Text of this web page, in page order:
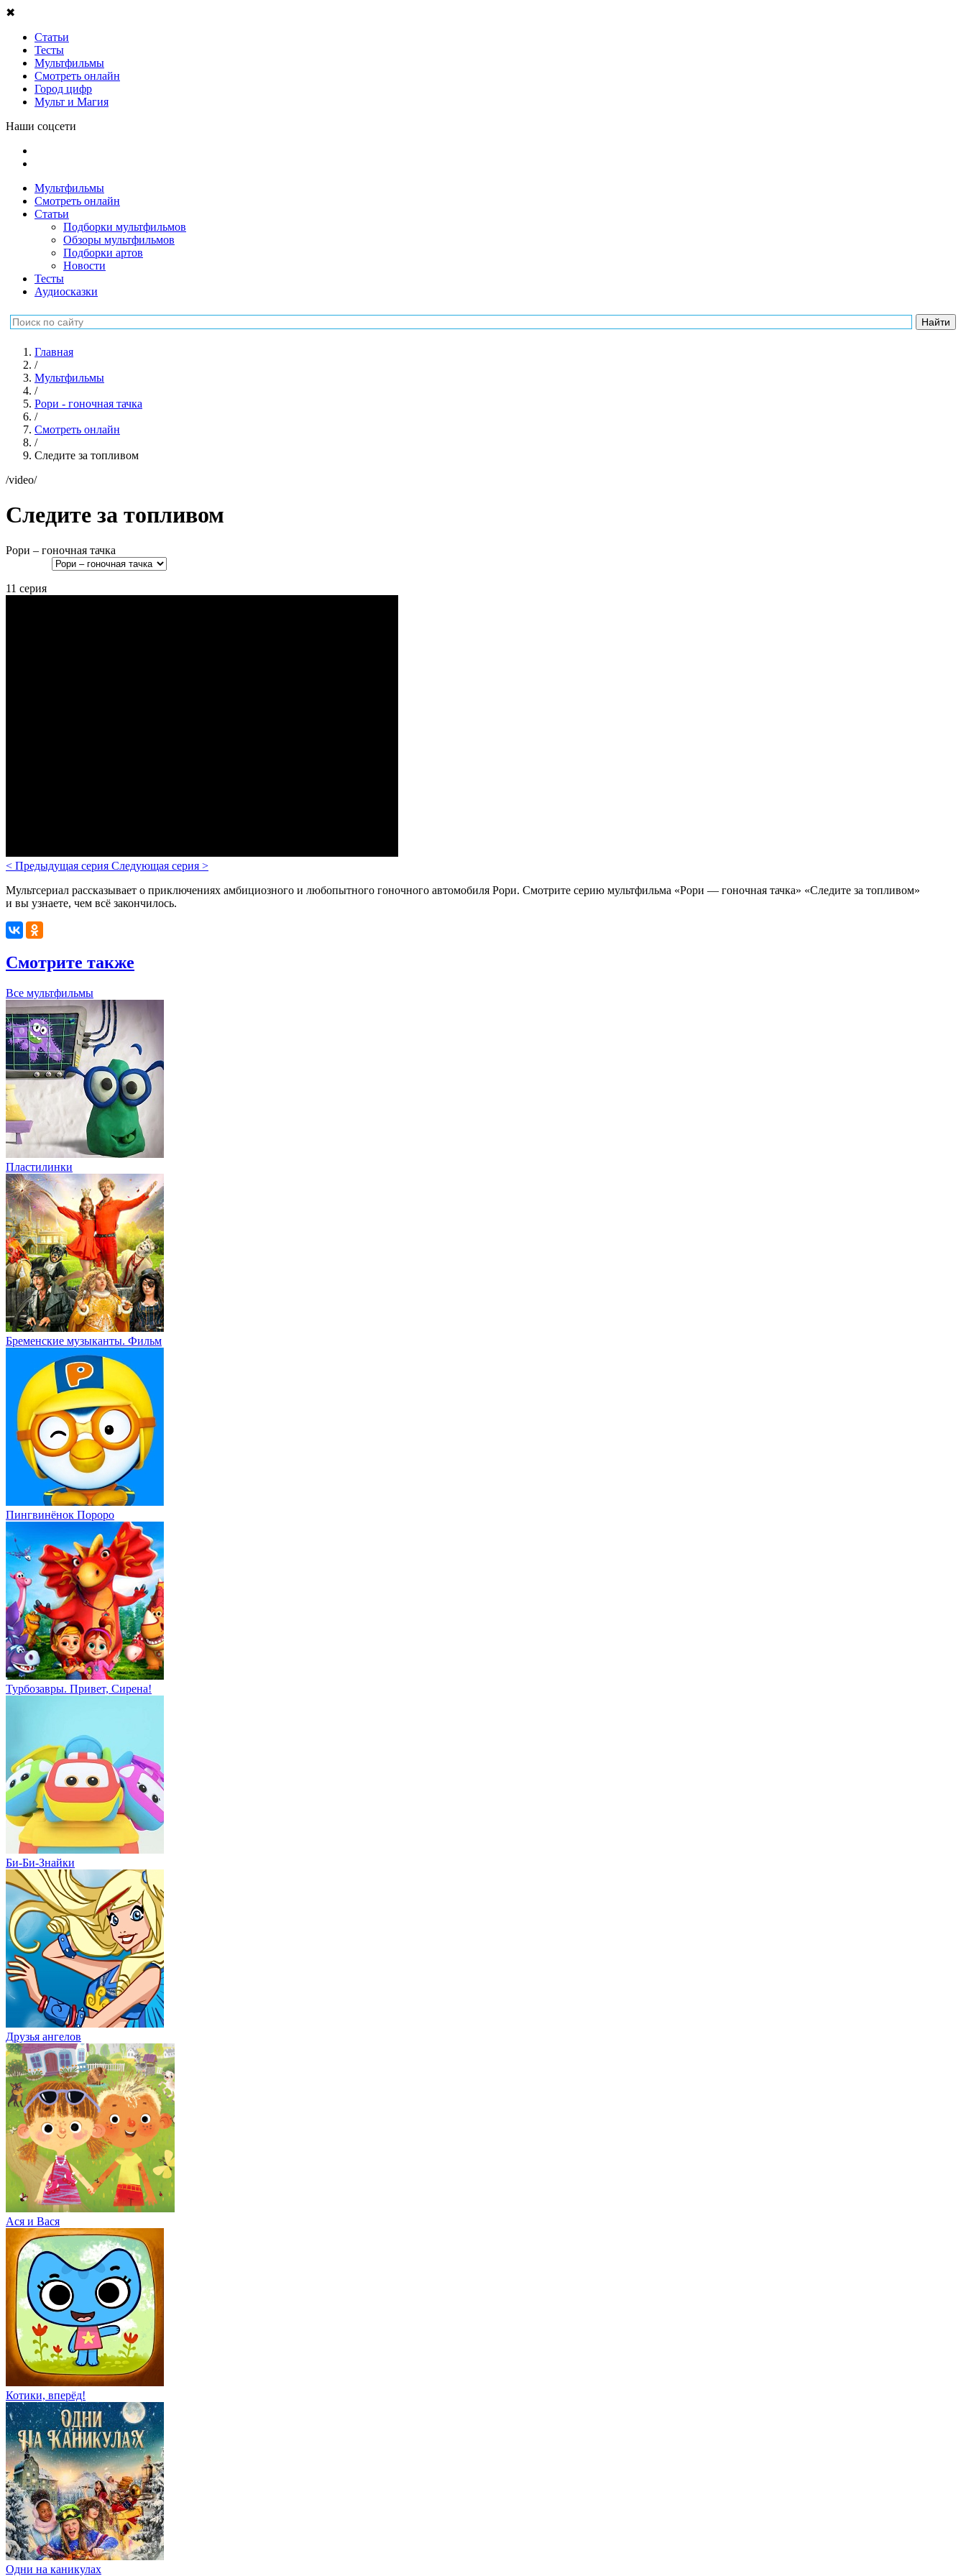
✖
Статьи
Тесты
Мультфильмы
Смотреть онлайн
Город цифр
Мульт и Магия
Наши соцсети
Мультфильмы
Смотреть онлайн
Статьи
Подборки мультфильмов
Обзоры мультфильмов
Подборки артов
Новости
Тесты
Аудиосказки
Главная
/
Мультфильмы
/
Рори - гоночная тачка
/
Смотреть онлайн
/
Следите за топливом
/video/
Следите за топливом
Рори – гоночная тачка
11 серия
< Предыдущая серия Следующая серия >
Мультсериал рассказывает о приключениях амбициозного и любопытного гоночного автомобиля Рори. Смотрите серию мультфильма «Рори — гоночная тачка» «Следите за топливом»
и вы узнаете, чем всё закончилось.
Смотрите также
Все мультфильмы
Пластилинки
Бременские музыканты. Фильм
Пингвинёнок Пороро
Турбозавры. Привет, Сирена!
Би-Би-Знайки
Друзья ангелов
Ася и Вася
Котики, вперёд!
Одни на каникулах